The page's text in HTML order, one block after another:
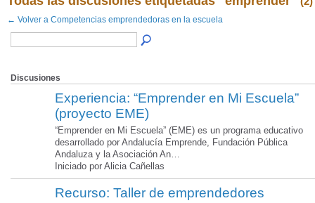
← Volver a Competencias emprendedoras en la escuela
Discusiones
Experiencia: “Emprender en Mi Escuela”
(proyecto EME)
“Emprender en Mi Escuela” (EME) es un programa educativo
desarrollado por Andalucía Emprende, Fundación Pública
Andaluza y la Asociación An…
Iniciado por Alicia Cañellas
Recurso: Taller de emprendedores